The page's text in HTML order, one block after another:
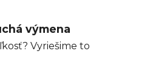
výmena
Vyriešime to